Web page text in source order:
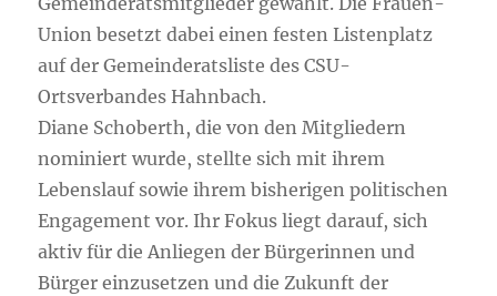
Union besetzt dabei einen festen Listenplatz
auf der Gemeinderatsliste des CSU-
Ortsverbandes Hahnbach.
Diane Schoberth, die von den Mitgliedern
nominiert wurde, stellte sich mit ihrem
Lebenslauf sowie ihrem bisherigen politischen
Engagement vor. Ihr Fokus liegt darauf, sich
aktiv für die Anliegen der Bürgerinnen und
Bürger einzusetzen und die Zukunft der